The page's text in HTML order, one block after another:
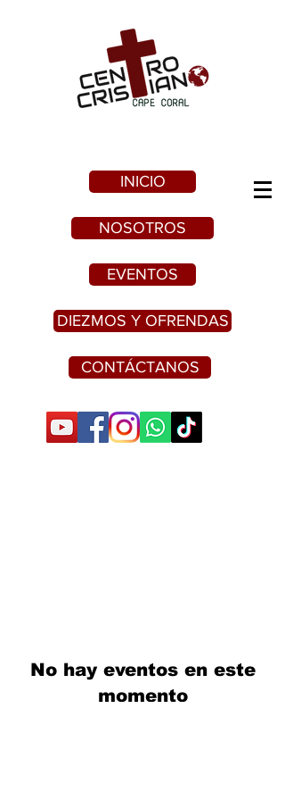
INICIO
NOSOTROS
EVENTOS
DIEZMOS Y OFRENDAS
CONTÁCTANOS
No hay eventos en este
momento